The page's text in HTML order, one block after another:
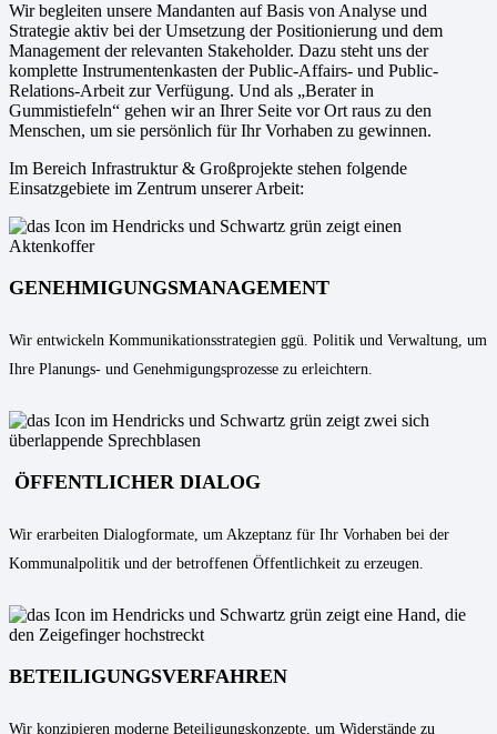
Wir begleiten unsere Mandanten auf Basis von Analyse und
Strategie aktiv bei der Umsetzung der Positionierung und dem
Management der relevanten Stakeholder. Dazu steht uns der
komplette Instrumentenkasten der Public-Affairs- und Public-
Relations-Arbeit zur Verfügung. Und als „Berater in
Gummistiefeln“ gehen wir an Ihrer Seite vor Ort raus zu den
Menschen, um sie persönlich für Ihr Vorhaben zu gewinnen.
Im Bereich Infrastruktur & Großprojekte stehen folgende
Einsatzgebiete im Zentrum unserer Arbeit:
GENEHMIGUNGSMANAGEMENT
Wir entwickeln Kommunikationsstrategien ggü. Politik und Verwaltung, um
Ihre Planungs- und Genehmigungsprozesse zu erleichtern.
ÖFFENTLICHER DIALOG
Wir erarbeiten Dialogformate, um Akzeptanz für Ihr Vorhaben bei der
Kommunalpolitik und der betroffenen Öffentlichkeit zu erzeugen.
BETEILIGUNGSVERFAHREN
Wir konzipieren moderne Beteiligungskonzepte, um Widerstände zu